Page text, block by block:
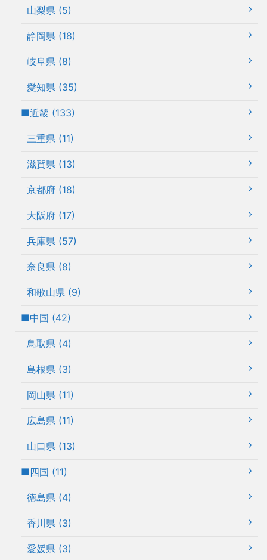
山梨県 (5)
静岡県 (18)
岐阜県 (8)
愛知県 (35)
■近畿 (133)
三重県 (11)
滋賀県 (13)
京都府 (18)
大阪府 (17)
兵庫県 (57)
奈良県 (8)
和歌山県 (9)
■中国 (42)
鳥取県 (4)
島根県 (3)
岡山県 (11)
広島県 (11)
山口県 (13)
■四国 (11)
徳島県 (4)
香川県 (3)
愛媛県 (3)